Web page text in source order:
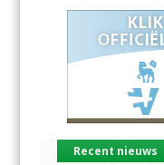
Recent nieuws